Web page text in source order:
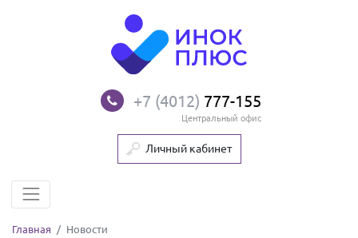
+7 (4012) 777-155
Центральный офис
Личный кабинет
Главная Новости